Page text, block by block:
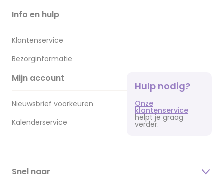
Info en hulp
Klantenservice
Bezorginformatie
Mijn account
Nieuwsbrief voorkeuren
Kalenderservice
Hulp nodig?
Onze
klantenservice
helpt je graag
verder.
Snel naar